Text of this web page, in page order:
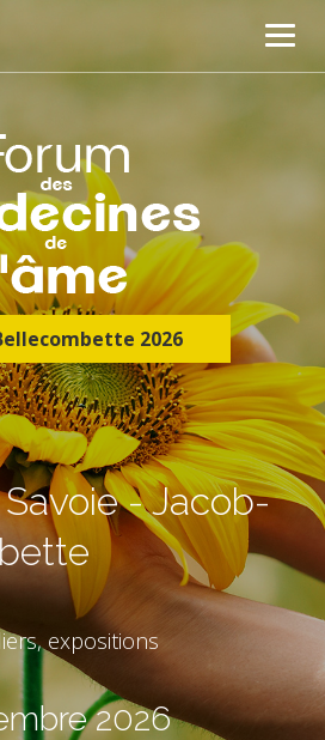
- Jacob-
expositions
2026
2026